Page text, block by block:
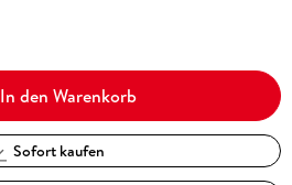
In den Warenkorb
Sofort kaufen